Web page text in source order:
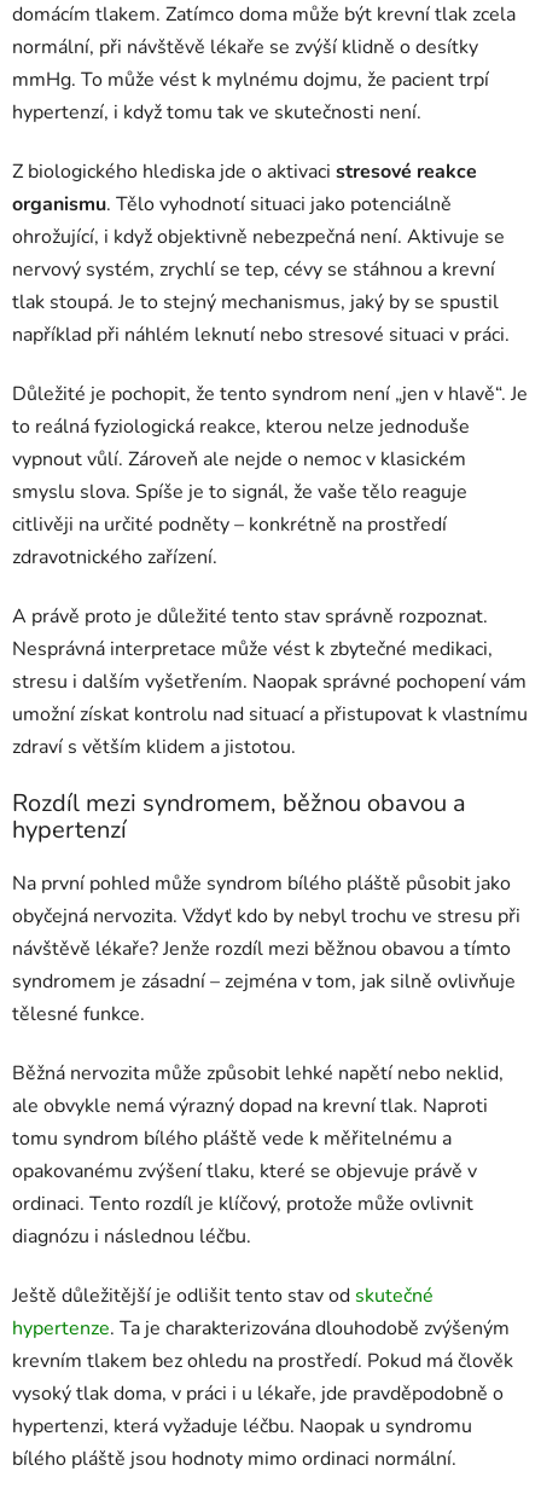
domácím tlakem. Zatímco doma může být krevní tlak zcela
normální, při návštěvě lékaře se zvýší klidně o desítky
mmHg. To může vést k mylnému dojmu, že pacient trpí
hypertenzí, i když tomu tak ve skutečnosti není.
Z biologického hlediska jde o aktivaci stresové reakce
organismu. Tělo vyhodnotí situaci jako potenciálně
ohrožující, i když objektivně nebezpečná není. Aktivuje se
nervový systém, zrychlí se tep, cévy se stáhnou a krevní
tlak stoupá. Je to stejný mechanismus, jaký by se spustil
například při náhlém leknutí nebo stresové situaci v práci.
Důležité je pochopit, že tento syndrom není „jen v hlavě“. Je
to reálná fyziologická reakce, kterou nelze jednoduše
vypnout vůlí. Zároveň ale nejde o nemoc v klasickém
smyslu slova. Spíše je to signál, že vaše tělo reaguje
citlivěji na určité podněty – konkrétně na prostředí
zdravotnického zařízení.
A právě proto je důležité tento stav správně rozpoznat.
Nesprávná interpretace může vést k zbytečné medikaci,
stresu i dalším vyšetřením. Naopak správné pochopení vám
umožní získat kontrolu nad situací a přistupovat k vlastnímu
zdraví s větším klidem a jistotou.
Rozdíl mezi syndromem, běžnou obavou a
hypertenzí
Na první pohled může syndrom bílého pláště působit jako
obyčejná nervozita. Vždyť kdo by nebyl trochu ve stresu při
návštěvě lékaře? Jenže rozdíl mezi běžnou obavou a tímto
syndromem je zásadní – zejména v tom, jak silně ovlivňuje
tělesné funkce.
Běžná nervozita může způsobit lehké napětí nebo neklid,
ale obvykle nemá výrazný dopad na krevní tlak. Naproti
tomu syndrom bílého pláště vede k měřitelnému a
opakovanému zvýšení tlaku, které se objevuje právě v
ordinaci. Tento rozdíl je klíčový, protože může ovlivnit
diagnózu i následnou léčbu.
Ještě důležitější je odlišit tento stav od skutečné
hypertenze. Ta je charakterizována dlouhodobě zvýšeným
krevním tlakem bez ohledu na prostředí. Pokud má člověk
vysoký tlak doma, v práci i u lékaře, jde pravděpodobně o
hypertenzi, která vyžaduje léčbu. Naopak u syndromu
bílého pláště jsou hodnoty mimo ordinaci normální.